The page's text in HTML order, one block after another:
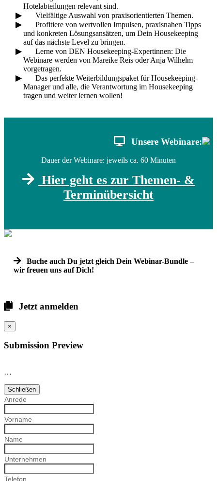
Hotelabteilungen relevant sind.
Vielfältige Auswahl von praxisorientierten Themen.
Profitiere von wertvollen Impulsen, praxisnahen Tipps
und konkreten Lösungsansätzen, um Dein Housekeeping
auf das nächste Level zu bringen.
Lerne von DEN Housekeeping-Expertinnen: Die
Webinare werden von Mareike Reis oder Anja Wilhelm
vorgetragen.
Das perfekte Weiterbildungspaket für Housekeeping-
Manager und alle, die Verantwortung im Housekeeping
tragen und weiter lernen wollen!
Unsere Webinare:
Dauer der Webinare: jeweils ca. 60 Minuten
Hier geht es zur Themen- &
Terminübersicht
Buche auch Du jetzt gleich Dein Webinar-Bundle –
wir freuen uns auf Dich!
Jetzt anmelden
×
Submission Preview
…
Schließen
Anrede
Vorname
Name
Unternehmen
Telefon